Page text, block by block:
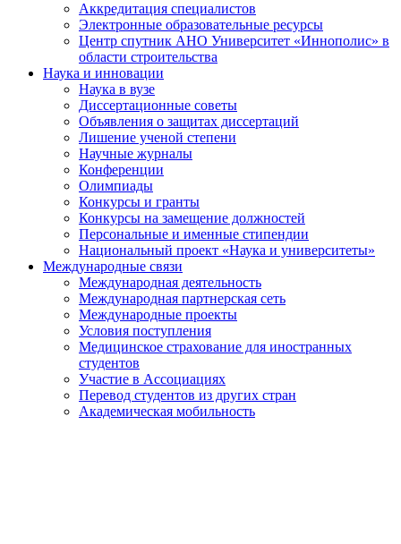
Аккредитация специалистов
Электронные образовательные ресурсы
Центр спутник АНО Университет «Иннополис» в
области строительства
Наука и инновации
Наука в вузе
Диссертационные советы
Объявления о защитах диссертаций
Лишение ученой степени
Научные журналы
Конференции
Олимпиады
Конкурсы и гранты
Конкурсы на замещение должностей
Персональные и именные стипендии
Национальный проект «Наука и университеты»
Международные связи
Международная деятельность
Международная партнерская сеть
Международные проекты
Условия поступления
Медицинское страхование для иностранных
студентов
Участие в Ассоциациях
Перевод студентов из других стран
Академическая мобильность